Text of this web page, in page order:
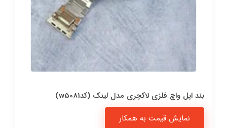
بند اپل واچ فلزی لاکچری مدل لینک (کدw5081)
نمایش قیمت به همکار